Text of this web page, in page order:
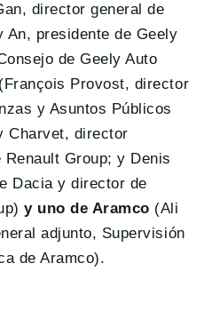
director general de
An, presidente de Geely
de Geely Auto
(François Provost, director
y Asuntos Públicos
Charvet, director
Renault Group; y Denis
Dacia y director de
y uno de Aramco (Ali
adjunto, Supervisión
de Aramco).